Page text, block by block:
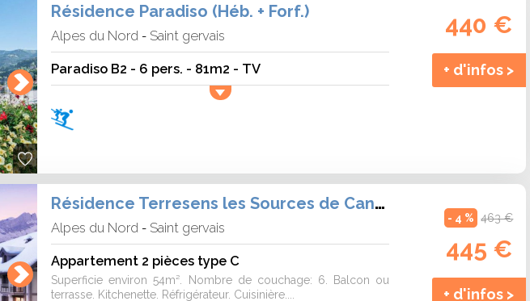
Résidence Paradiso (Héb. + Forf.)
Alpes du Nord - Saint gervais
Paradiso B2 - 6 pers. - 81m2 - TV
440 €
+ d'infos >
Résidence Terresens les Sources de Canopée (Héb. + Forf.)
Alpes du Nord - Saint gervais
Appartement 2 pièces type C
Superficie environ 54m². Nombre de couchage: 6. Balcon ou
terrasse. Kitchenette. Réfrigérateur. Cuisinière....
- 4 % 463 €
445 €
+ d'infos >